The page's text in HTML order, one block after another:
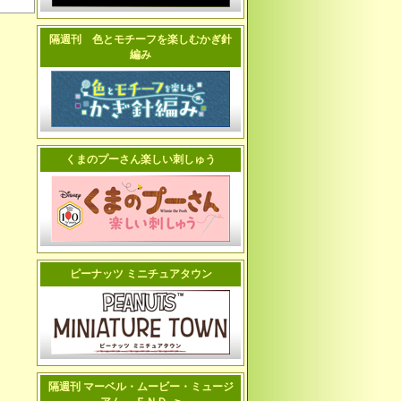
隔週刊 色とモチーフを楽しむかぎ針
編み
くまのプーさん楽しい刺しゅう
ピーナッツ ミニチュアタウン
隔週刊 マーベル・ムービー・ミュージ